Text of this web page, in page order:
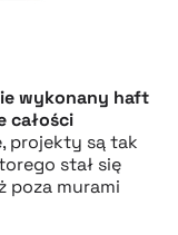
wykonany haft
całości
projekty są tak
stał się
poza murami